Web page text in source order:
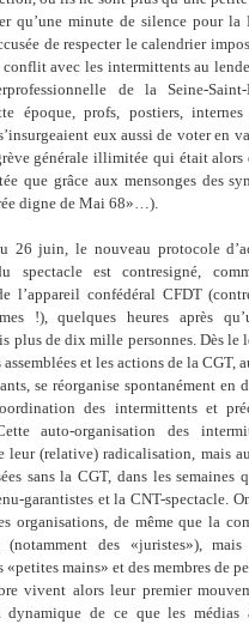
qu’une minute de silence pour
de respecter le calendrier
avec les intermittents au
de la Seine-
époque, profs, postiers, internes
eux aussi de voter en
générale illimitée qui était alors
que grâce aux mensonges des
digne de Mai 68»…).
26 juin, le nouveau protocole
spectacle est contresigné,
l’appareil confédéral CFDT
!), quelques heures après
plus de dix mille personnes. Dès le
et les actions de la CGT,
se réorganise spontanément en
des intermittents et
auto-organisation des
leur (relative) radicalisation, mais
sans la CGT, dans les semaines
garantistes et la CNT-spectacle.
organisations, de même que la
(notamment des «juristes»),
«petites mains» et des membres de
vivent alors leur premier
dynamique de ce que les médias